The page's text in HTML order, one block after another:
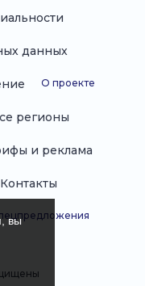
вы
данных
О проекте
регионы
и реклама
Контакты